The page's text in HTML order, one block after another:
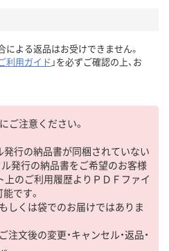
による返品はお受けできません。
利用ガイド 」を必ずご確認の上、お
ご注意ください。
発行の納品書が同梱されていない
発行の納品書をご希望のお客様
上のご利用履歴よりＰＤＦファイ
です。
しくは袋でのお届けではありま
注文後の変更・キャンセル・返品・